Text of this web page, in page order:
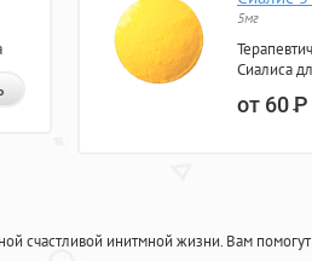
5мг
Сиалиса
от 60Р
счастливой инитмной жизни. Вам